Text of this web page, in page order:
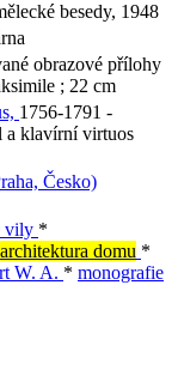
besedy, 1948
obrazové přílohy
; 22 cm
1756-1791 -
a klavírní virtuos
Česko)
vily *
architektura domu *
W. A. * monografie